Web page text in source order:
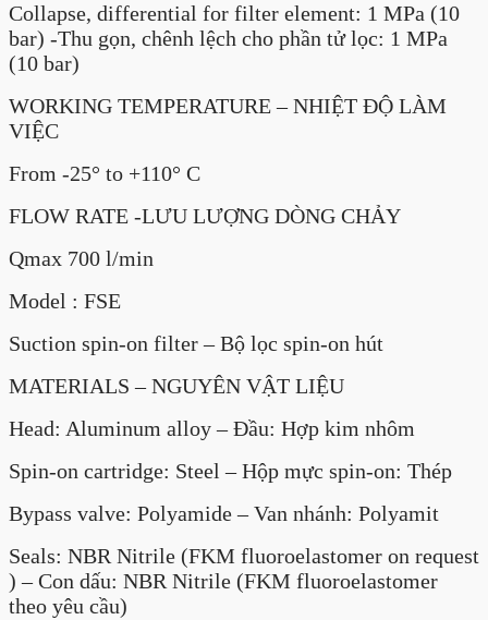
Collapse, differential for filter element: 1 MPa (10
bar) -Thu gọn, chênh lệch cho phần tử lọc: 1 MPa
(10 bar)
WORKING TEMPERATURE – NHIỆT ĐỘ LÀM
VIỆC
From -25° to +110° C
FLOW RATE -LƯU LƯỢNG DÒNG CHẢY
Qmax 700 l/min
Model : FSE
Suction spin-on filter – Bộ lọc spin-on hút
MATERIALS – NGUYÊN VẬT LIỆU
Head: Aluminum alloy – Đầu: Hợp kim nhôm
Spin-on cartridge: Steel – Hộp mực spin-on: Thép
Bypass valve: Polyamide – Van nhánh: Polyamit
Seals: NBR Nitrile (FKM fluoroelastomer on request
) – Con dấu: NBR Nitrile (FKM fluoroelastomer
theo yêu cầu)